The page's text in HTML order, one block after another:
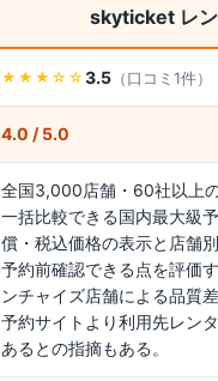
skyticket レ
★★★ ☆☆ 3.5 （口コミ 1件）
4.0 / 5.0
全国3,000店舗・60社以上
一括比較できる国内最大級
償・税込価格の表示と店舗
予約前確認できる点を評価
ンチャイズ店舗による品質
予約サイトより利用先レン
あるとの指摘もある。